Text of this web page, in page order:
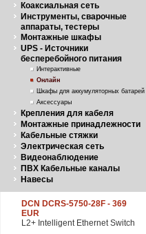
Коаксиальная сеть
Инструменты, сварочные
аппараты, тестеры
Монтажные шкафы
UPS - Источники
бесперебойного питания
Интерактивные
Онлайн
Шкафы для аккумуляторных батарей
Аксессуары
Крепления для кабеля
Монтажные принадлежности
Кабельные стяжки
Электрическая сеть
Видеонаблюдение
ПВХ Кабельные каналы
Навесы
DCN DCRS-5750-28F - 369
EUR
L2+ Intelligent Ethernet Switch